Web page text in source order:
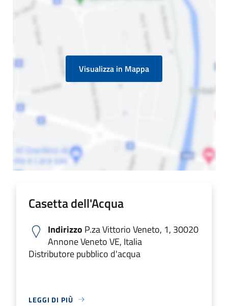
Visualizza in Mappa
Casetta dell'Acqua
Indirizzo P.za Vittorio Veneto, 1, 30020
Annone Veneto VE, Italia
Distributore pubblico d'acqua
LEGGI DI PIÙ